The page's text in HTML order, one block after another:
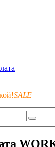
SALE